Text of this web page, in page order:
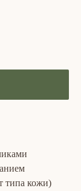
типа кожи)